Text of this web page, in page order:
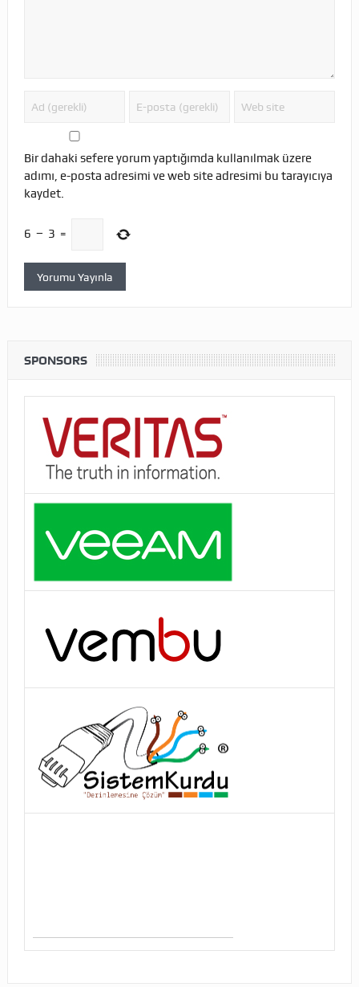
Bir dahaki sefere yorum yaptığımda kullanılmak üzere
adımı, e-posta adresimi ve web site adresimi bu tarayıcıya
kaydet.
6 − 3 =
SPONSORS